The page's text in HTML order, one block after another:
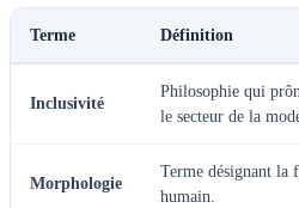
Terme Définition
Inclusivité
Philosophie qui
le secteur de la
Morphologie
Terme désignant la
humain.